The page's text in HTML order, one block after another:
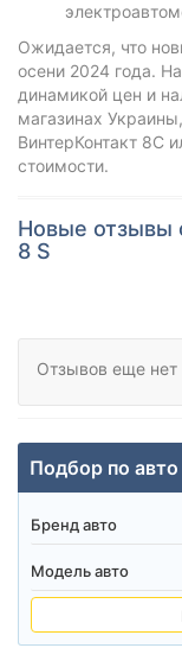
Ожидается, что
осени 2024 года.
динамикой цен и
магазинах
ВинтерКонтакт 8С
стоимости.
Новые отзывы
8 S
Отзывов еще нет
Подбор по авто